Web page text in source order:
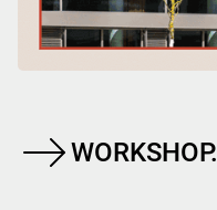
WORKSHOP.